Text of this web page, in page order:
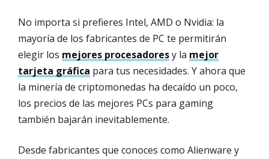
No importa si prefieres Intel, AMD o Nvidia: la
mayoría de los fabricantes de PC te permitirán
elegir los mejores procesadoresy la mejor
tarjeta gráfica para tus necesidades. Y ahora que
la minería de criptomonedas ha decaído un poco,
los precios de las mejores PCs para gaming
también bajarán inevitablemente.
Desde fabricantes que conoces como Alienware y